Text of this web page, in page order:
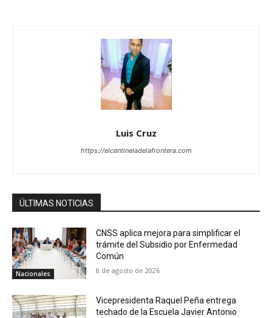
Luis Cruz
https://elcentineladelafrontera.com
ÚLTIMAS NOTICIAS
Nacionales
CNSS aplica mejora para simplificar el
trámite del Subsidio por Enfermedad
Común
8 de agosto de 2026
Vicepresidenta Raquel Peña entrega
techado de la Escuela Javier Antonio